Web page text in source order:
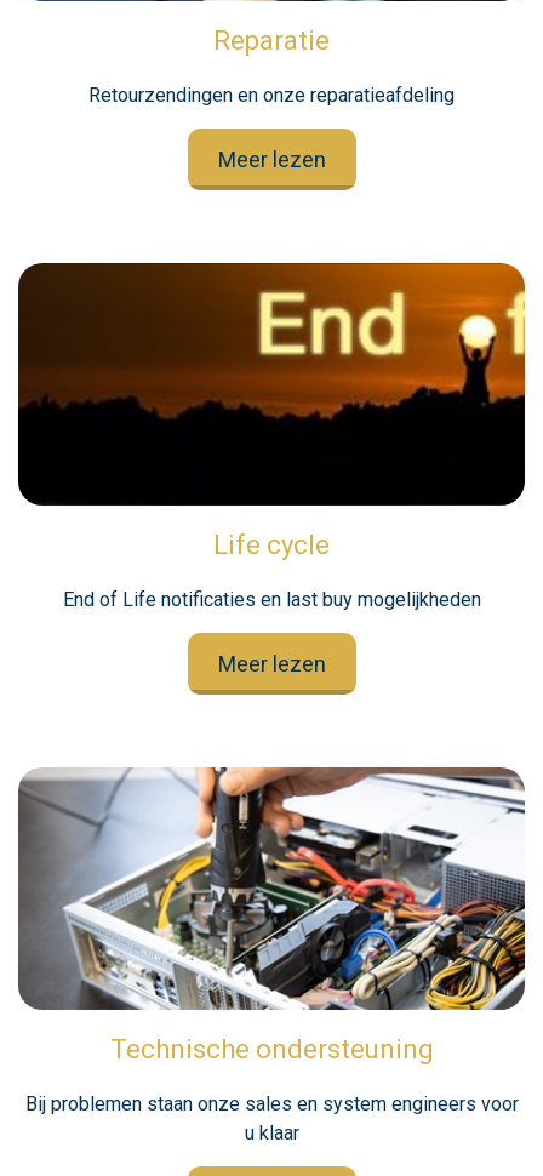
Reparatie
Retourzendingen en onze reparatieafdeling
Meer lezen
Life cycle
End of Life notificaties en last buy mogelijkheden
Meer lezen
Technische ondersteuning
Bij problemen staan onze sales en system engineers voor
u klaar